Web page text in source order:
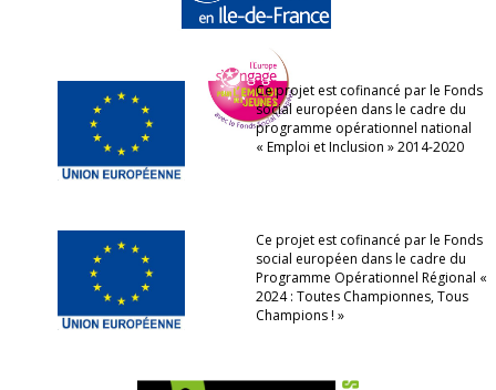
Ce projet est cofinancé par le Fonds
social européen dans le cadre du
programme opérationnel national
« Emploi et Inclusion » 2014-2020
Ce projet est cofinancé par le Fonds
social européen dans le cadre du
Programme Opérationnel Régional «
2024 : Toutes Championnes, Tous
Champions ! »